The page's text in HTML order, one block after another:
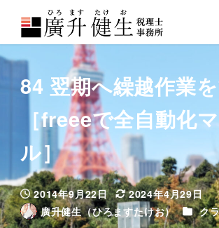
84 翌期へ繰越作業
［freeeで全自動化
ル］
投稿日
2014年9月22日
更新日
2024年4月29日
著
廣升健生（ひろますたけお） カテゴ
ク